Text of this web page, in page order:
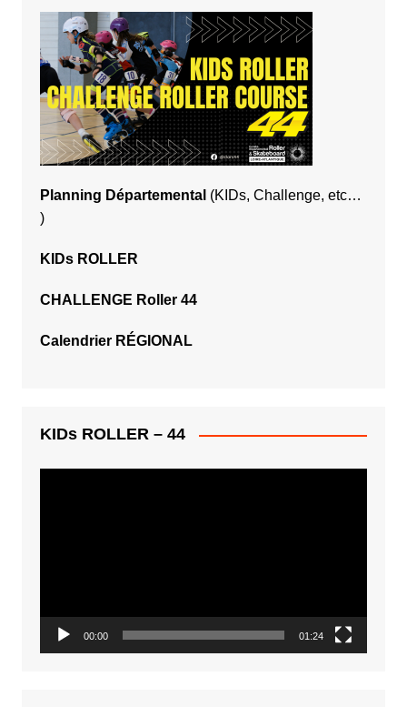
Planning Départemental (KIDs, Challenge, etc…
)
KIDs ROLLER
CHALLENGE Roller 44
Calendrier RÉGIONAL
KIDs ROLLER – 44
00:00 01:24